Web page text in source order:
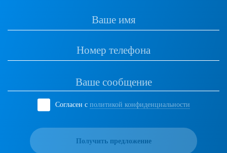
Согласен с политикой конфиденциальности
Получить предложение